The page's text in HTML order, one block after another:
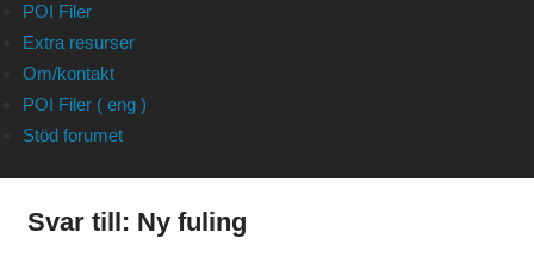
POI Filer
Extra resurser
Om/kontakt
POI Filer ( eng )
Stöd forumet
Svar till: Ny fuling